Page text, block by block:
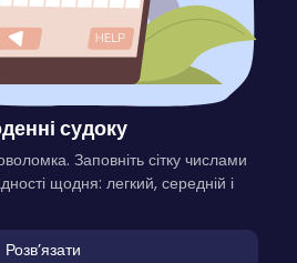
судоку
Заповніть сітку числами
щодня: легкий, середній і
Розвʼязати